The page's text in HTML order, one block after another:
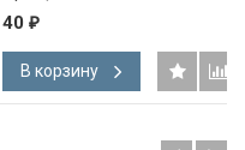
40 ₽
В корзину